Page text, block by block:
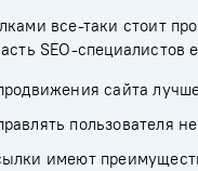
все-таки стоит
SEO-
сайта
пользователя
имеют